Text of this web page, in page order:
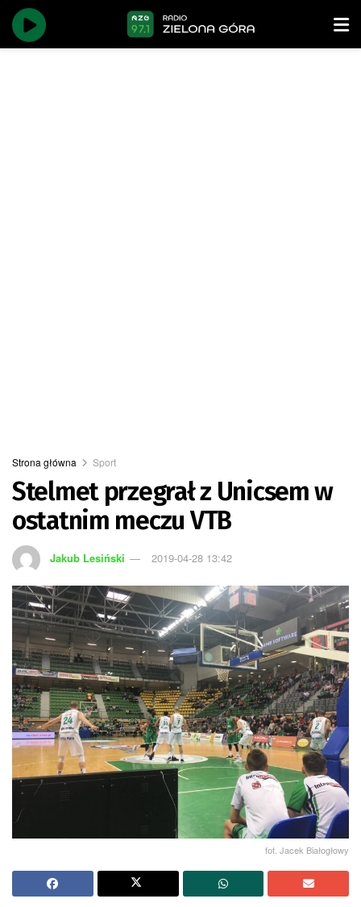
Strona główna Sport
Stelmet przegrał z Unicsem w
ostatnim meczu VTB
Jakub Lesiński 2019-04-28 13:42
fot. Jacek Białogłowy